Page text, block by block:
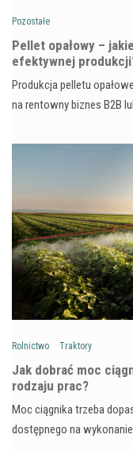
Pozostałe
Pellet opałowy –
efektywnej
Produkcja pelletu
na rentowny biznes B2B
Rolnictwo Traktory
Jak dobrać moc
rodzaju prac?
Moc ciągnika trzeba
dostępnego na